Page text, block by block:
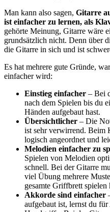
Man kann also sagen, Gitarre
ist einfacher zu lernen, als
gehörte Meinung, Gitarre wäre
grundsätzlich nicht. Denn über
die Gitarre in sich und ist
Es hat mehrere gute Gründe,
einfacher wird:
Einstieg einfacher – Bei
nach dem Spielen bis du
Händen aufgebaut hast.
Übersichtlicher – Die
ist sehr verwirrend. Beim
logisch angeordnet und
Melodien einfacher zu
Spielen von Melodien
schnell. Bei der Gitarre
viel Übung mehrere
gesamte Griffbrett
Akkorde sind einfacher
aufgebaut ist, lernst du